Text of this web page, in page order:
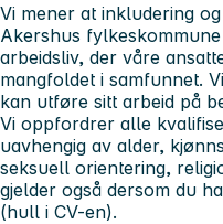
Vi mener at inkludering
Akershus
arbeidsliv, der våre
mangfoldet i samfunnet.
kan utføre sitt arbeid på
Vi oppfordrer alle
uavhengig av alder,
seksuell orientering,
gjelder også dersom du
(hull i CV-en).